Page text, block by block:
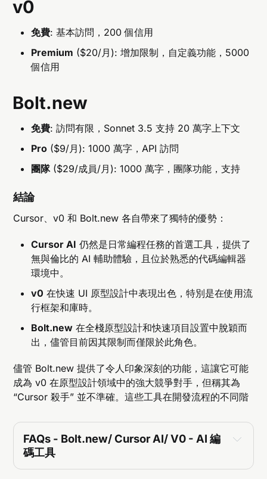
v0
免費: 基本訪問，200 個信用
Premium ($20/月): 增加限制，自定義功能，5000
個信用
Bolt.new
免費: 訪問有限，Sonnet 3.5 支持 20 萬字上下文
Pro ($9/月): 1000 萬字，API 訪問
團隊($29/成員/月): 1000 萬字，團隊功能，支持
結論
Cursor、v0 和 Bolt.new 各自帶來了獨特的優勢：
Cursor AI 仍然是日常編程任務的首選工具，提供了
無與倫比的 AI 輔助體驗，且位於熟悉的代碼編輯器
環境中。
v0 在快速 UI 原型設計中表現出色，特別是在使用流
行框架和庫時。
Bolt.new 在全棧原型設計和快速項目設置中脫穎而
出，儘管目前因其限制而僅限於此角色。
儘管 Bolt.new 提供了令人印象深刻的功能，這讓它可能
成為 v0 在原型設計領域中的強大競爭對手，但稱其為
“Cursor 殺手” 並不準確。這些工具在開發流程的不同階
FAQs - Bolt.new/ Cursor AI/ V0 - AI 編
碼工具
什麼是 Bolt.new，怎樣改變原型設計流程？